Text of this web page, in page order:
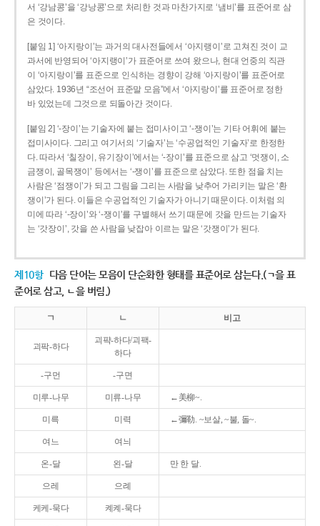
서 ‘강남콩’을 ‘강낭콩’으로 처리한 것과 마찬가지로 ‘냄비’를 표준어로 삼
은 것이다.
[붙임 1] ‘아지랑이’는 과거의 대사전들에서 ‘아지랭이’로 고쳐진 것이 교
과서에 반영되어 ‘아지랭이’가 표준어로 쓰여 왔으나, 현대 언중의 직관
이 ‘아지랑이’를 표준으로 인식하는 경향이 강해 ‘아지랑이’를 표준어로
삼았다. 1936년 “조선어 표준말 모음”에서 ‘아지랑이’를 표준어로 정한
바 있었는데 그것으로 되돌아간 것이다.
[붙임 2] ‘-장이’는 기술자에 붙는 접미사이고 ‘-쟁이’는 기타 어휘에 붙는
접미사이다. 그리고 여기서의 ‘기술자’는 ‘수공업적인 기술자’로 한정한
다. 따라서 ‘칠장이, 유기장이’에서는 ‘-장이’를 표준으로 삼고 ‘멋쟁이, 소
금쟁이, 골목쟁이’ 등에서는 ‘-쟁이’를 표준으로 삼았다. 또한 점을 치는
사람은 ‘점쟁이’가 되고 그림을 그리는 사람을 낮추어 가리키는 말은 ‘환
쟁이’가 된다. 이들은 수공업적인 기술자가 아니기 때문이다. 이처럼 의
미에 따라 ‘-장이’와 ‘-쟁이’를 구별해서 쓰기 때문에 갓을 만드는 기술자
는 ‘갓장이’, 갓을 쓴 사람을 낮잡아 이르는 말은 ‘갓쟁이’가 된다.
제10항 다음 단어는 모음이 단순화한 형태를 표준어로 삼는다.(ㄱ을 표
준어로 삼고, ㄴ을 버림.)
ㄱ ㄴ 비고
괴팍-하다
괴퍅-하다/괴팩-
하다
-구먼 -구면
미루-나무 미류-나무 ←美柳~.
미륵 미력 ←彌勒. ~보살, ~불, 돌~.
여느 여늬
온-달 왼-달 만 한 달.
으레 으례
케케-묵다 켸켸-묵다